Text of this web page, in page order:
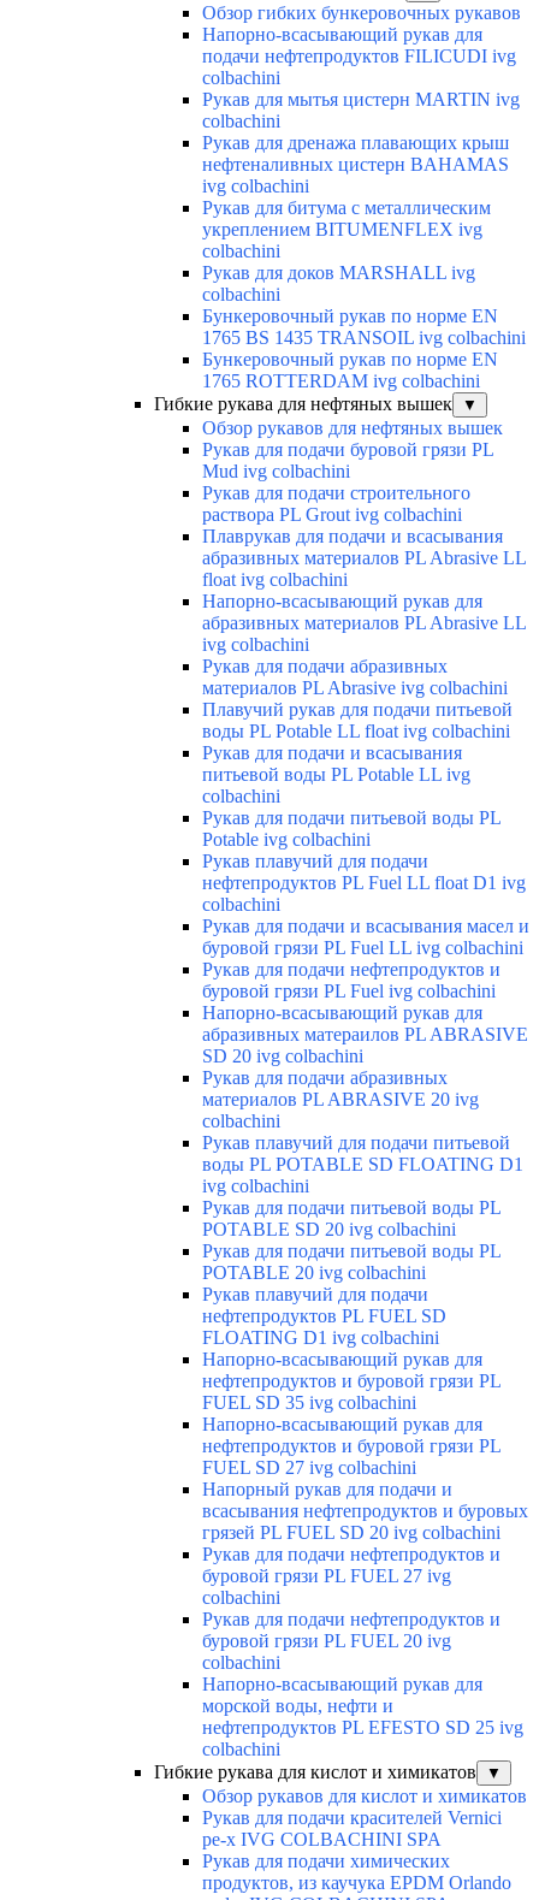
Обзор гибких бункеровочных рукавов
Напорно-всасывающий рукав для
подачи нефтепродуктов FILICUDI ivg
colbachini
Рукав для мытья цистерн MARTIN ivg
colbachini
Рукав для дренажа плавающих крыш
нефтеналивных цистерн BAHAMAS
ivg colbachini
Рукав для битума с металлическим
укреплением BITUMENFLEX ivg
colbachini
Рукав для доков MARSHALL ivg
colbachini
Бункеровочный рукав по норме EN
1765 BS 1435 TRANSOIL ivg colbachini
Бункеровочный рукав по норме EN
1765 ROTTERDAM ivg colbachini
Гибкие рукава для нефтяных вышек
▼
Обзор рукавов для нефтяных вышек
Рукав для подачи буровой грязи PL
Mud ivg colbachini
Рукав для подачи строительного
раствора PL Grout ivg colbachini
Плаврукав для подачи и всасывания
абразивных материалов PL Abrasive LL
float ivg colbachini
Напорно-всасывающий рукав для
абразивных материалов PL Abrasive LL
ivg colbachini
Рукав для подачи абразивных
материалов PL Abrasive ivg colbachini
Плавучий рукав для подачи питьевой
воды PL Potable LL float ivg colbachini
Рукав для подачи и всасывания
питьевой воды PL Potable LL ivg
colbachini
Рукав для подачи питьевой воды PL
Potable ivg colbachini
Рукав плавучий для подачи
нефтепродуктов PL Fuel LL float D1 ivg
colbachini
Рукав для подачи и всасывания масел и
буровой грязи PL Fuel LL ivg colbachini
Рукав для подачи нефтепродуктов и
буровой грязи PL Fuel ivg colbachini
Напорно-всасывающий рукав для
абразивных матераилов PL ABRASIVE
SD 20 ivg colbachini
Рукав для подачи абразивных
материалов PL ABRASIVE 20 ivg
colbachini
Рукав плавучий для подачи питьевой
воды PL POTABLE SD FLOATING D1
ivg colbachini
Рукав для подачи питьевой воды PL
POTABLE SD 20 ivg colbachini
Рукав для подачи питьевой воды PL
POTABLE 20 ivg colbachini
Рукав плавучий для подачи
нефтепродуктов PL FUEL SD
FLOATING D1 ivg colbachini
Напорно-всасывающий рукав для
нефтепродуктов и буровой грязи PL
FUEL SD 35 ivg colbachini
Напорно-всасывающий рукав для
нефтепродуктов и буровой грязи PL
FUEL SD 27 ivg colbachini
Напорный рукав для подачи и
всасывания нефтепродуктов и буровых
грязей PL FUEL SD 20 ivg colbachini
Рукав для подачи нефтепродуктов и
буровой грязи PL FUEL 27 ivg
colbachini
Рукав для подачи нефтепродуктов и
буровой грязи PL FUEL 20 ivg
colbachini
Напорно-всасывающий рукав для
морской воды, нефти и
нефтепродуктов PL EFESTO SD 25 ivg
colbachini
Гибкие рукава для кислот и химикатов
▼
Обзор рукавов для кислот и химикатов
Рукав для подачи красителей Vernici
pe-x IVG COLBACHINI SPA
Рукав для подачи химических
продуктов, из каучука EPDM Orlando